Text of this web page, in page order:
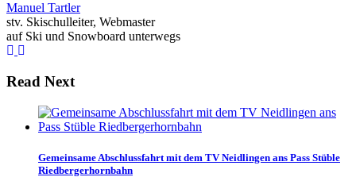
Manuel Tartler
stv. Skischulleiter, Webmaster
auf Ski und Snowboard unterwegs
Read Next
Gemeinsame Abschlussfahrt mit dem TV Neidlingen ans Pass Stüble
Riedbergerhornbahn